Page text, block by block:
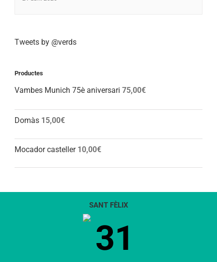
Tweets by @verds
Productes
Vambes Munich 75è aniversari 75,00€
Domàs 15,00€
Mocador casteller 10,00€
SANT FÈLIX
31